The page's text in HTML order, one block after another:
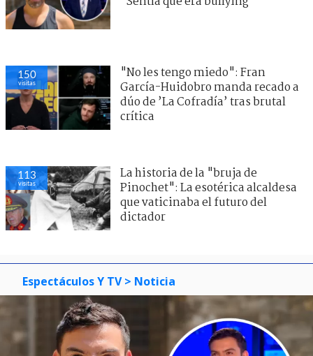
150
visitas
"No les tengo miedo": Fran
García-Huidobro manda recado a
dúo de ’La Cofradía’ tras brutal
crítica
113
visitas
La historia de la "bruja de
Pinochet": La esotérica alcaldesa
que vaticinaba el futuro del
dictador
Espectáculos Y TV > Noticia